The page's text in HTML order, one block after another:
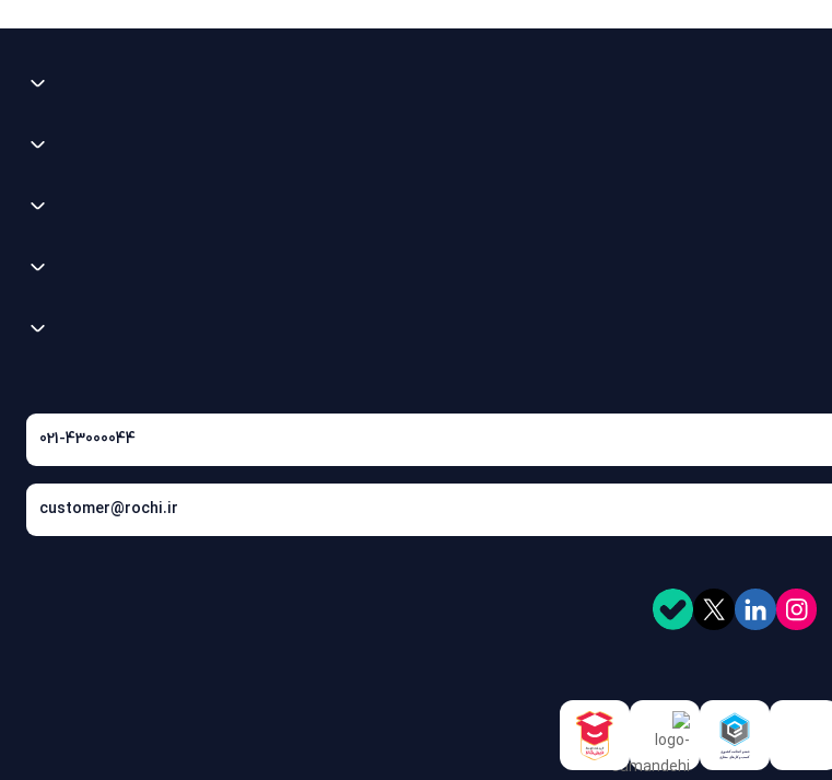
021-43000044
customer@rochi.ir